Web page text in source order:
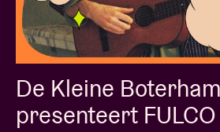
De Kleine
presenteert FULCO